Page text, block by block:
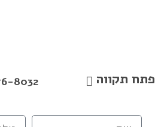
פתח תקווה 8032